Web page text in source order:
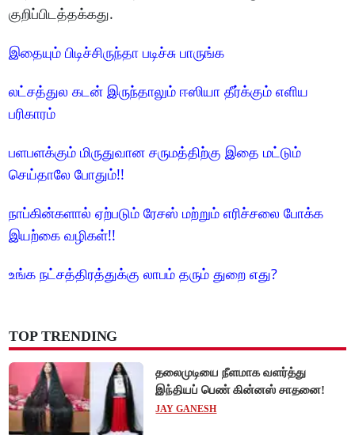
குறிப்பிடத்தக்கது.
இதையும் பிடிச்சிருந்தா படிச்சு பாருங்க
லட்சத்துல கடன் இருந்தாலும் ஈஸியா தீர்க்கும் எளிய
பரிகாரம்
பளபளக்கும் மிருதுவான சருமத்திற்கு இதை மட்டும்
செய்தாலே போதும்!!
நாப்கின்களால் ஏற்படும் ரேசஸ் மற்றும் எரிச்சலை போக்க
இயற்கை வழிகள்!!
உங்க நட்சத்திரத்துக்கு லாபம் தரும் துறை எது?
TOP TRENDING
தலைமுடியை நீளமாக வளர்த்து
இந்தியப் பெண் கின்னஸ் சாதனை!
JAY GANESH